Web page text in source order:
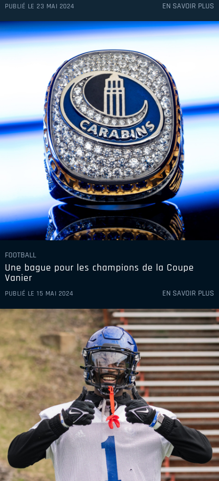
PUBLIÉ LE 23 MAI 2024 EN SAVOIR PLUS
FOOTBALL
Une bague pour les champions de la Coupe
Vanier
PUBLIÉ LE 15 MAI 2024 EN SAVOIR PLUS